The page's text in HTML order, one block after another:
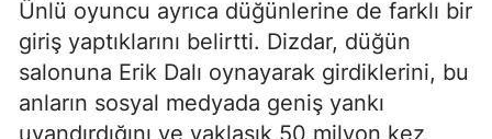
Ünlü oyuncu ayrıca düğünlerine de farklı bir
giriş yaptıklarını belirtti. Dizdar, düğün
salonuna Erik Dalı oynayarak girdiklerini, bu
anların sosyal medyada geniş yankı
uyandırdığını ve yaklaşık 50 milyon kez